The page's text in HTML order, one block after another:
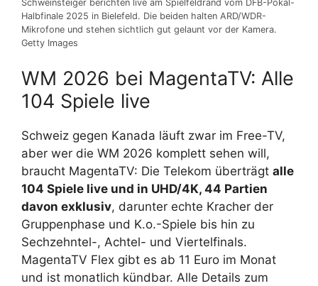
Schweinsteiger berichten live am Spielfeldrand vom DFB-Pokal-
Halbfinale 2025 in Bielefeld. Die beiden halten ARD/WDR-
Mikrofone und stehen sichtlich gut gelaunt vor der Kamera.
Getty Images
WM 2026 bei MagentaTV: Alle
104 Spiele live
Schweiz gegen Kanada läuft zwar im Free-TV,
aber wer die WM 2026 komplett sehen will,
braucht MagentaTV: Die Telekom überträgt alle
104 Spiele live und in UHD/4K, 44 Partien
davon exklusiv, darunter echte Kracher der
Gruppenphase und K.o.-Spiele bis hin zu
Sechzehntel-, Achtel- und Viertelfinals.
MagentaTV Flex gibt es ab 11 Euro im Monat
und ist monatlich kündbar. Alle Details zum